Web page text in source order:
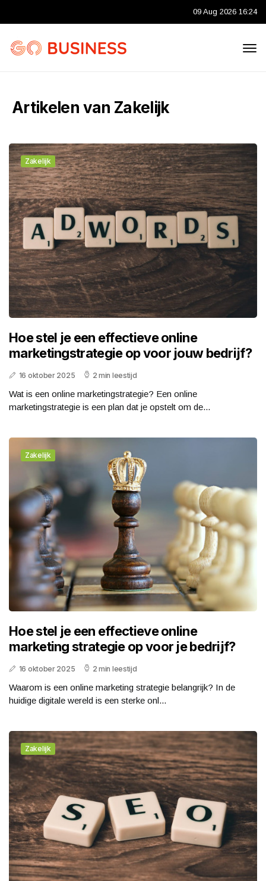
09 Aug 2026 16:24
Artikelen van Zakelijk
Zakelijk
Hoe stel je een effectieve online
marketingstrategie op voor jouw bedrijf?
16 oktober 2025 2 min leestijd
Wat is een online marketingstrategie? Een online
marketingstrategie is een plan dat je opstelt om de...
Zakelijk
Hoe stel je een effectieve online
marketing strategie op voor je bedrijf?
16 oktober 2025 2 min leestijd
Waarom is een online marketing strategie belangrijk? In de
huidige digitale wereld is een sterke onl...
Zakelijk